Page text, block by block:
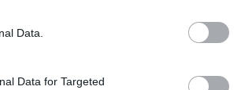
Data.
Data for Targeted